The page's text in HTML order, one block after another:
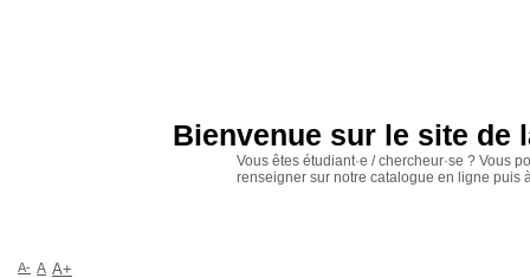
Bienvenue sur le site de
Vous êtes étudiant·e / chercheur·se ? Vous
renseigner sur notre catalogue en ligne puis
A- A A+